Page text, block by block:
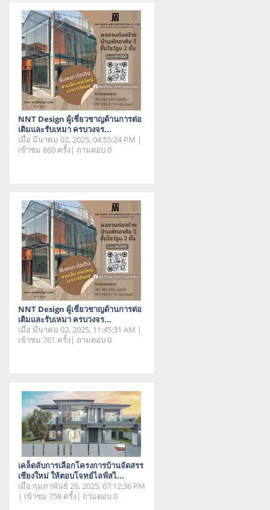
NNT Design ผู้เชี่ยวชาญด้านการต่อ
เติมและรับเหมา ครบวงจร...
เมื่อ มีนาคม 02, 2025, 04:55:24 PM |
เข้าชม 860 ครั้ง| ถามตอบ 0
NNT Design ผู้เชี่ยวชาญด้านการต่อ
เติมและรับเหมา ครบวงจร...
เมื่อ มีนาคม 02, 2025, 11:45:31 AM |
เข้าชม 761 ครั้ง| ถามตอบ 0
เคล็ดลับการเลือกโครงการบ้านจัดสรร
เชียงใหม่ ให้ตอบโจทย์ไลฟ์สไ...
เมื่อ กุมภาพันธ์ 26, 2025, 07:12:36 PM
| เข้าชม 758 ครั้ง| ถามตอบ 0